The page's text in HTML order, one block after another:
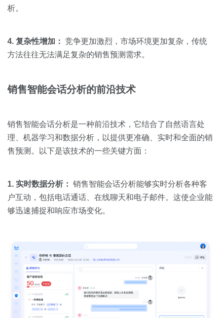
析。
4. 复杂性增加： 竞争更加激烈，市场环境更加复杂，传统
方法往往无法满足复杂的销售预测需求。
销售智能会话分析的前沿技术
销售智能会话分析是一种前沿技术，它结合了自然语言处
理、机器学习和数据分析，以提供更准确、实时和全面的销
售预测。以下是该技术的一些关键方面：
1. 实时数据分析： 销售智能会话分析能够实时分析各种客
户互动，包括电话通话、在线聊天和电子邮件。这使企业能
够迅速捕捉和响应市场变化。